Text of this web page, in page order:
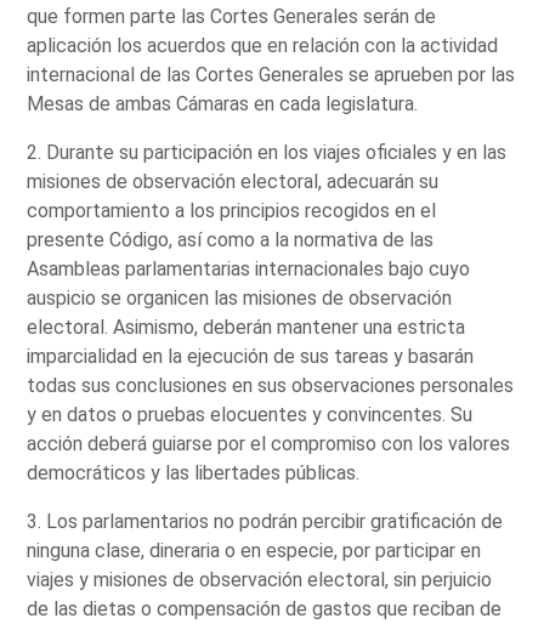
que formen parte las Cortes Generales serán de
aplicación los acuerdos que en relación con la actividad
internacional de las Cortes Generales se aprueben por las
Mesas de ambas Cámaras en cada legislatura.
2. Durante su participación en los viajes oficiales y en las
misiones de observación electoral, adecuarán su
comportamiento a los principios recogidos en el
presente Código, así como a la normativa de las
Asambleas parlamentarias internacionales bajo cuyo
auspicio se organicen las misiones de observación
electoral. Asimismo, deberán mantener una estricta
imparcialidad en la ejecución de sus tareas y basarán
todas sus conclusiones en sus observaciones personales
y en datos o pruebas elocuentes y convincentes. Su
acción deberá guiarse por el compromiso con los valores
democráticos y las libertades públicas.
3. Los parlamentarios no podrán percibir gratificación de
ninguna clase, dineraria o en especie, por participar en
viajes y misiones de observación electoral, sin perjuicio
de las dietas o compensación de gastos que reciban de